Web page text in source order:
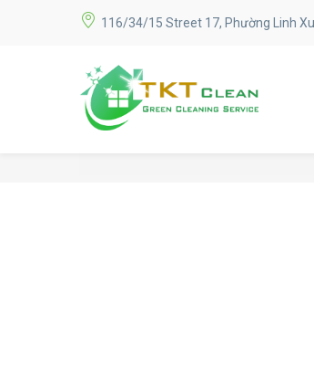
116/34/15 Street 17, Phường Linh